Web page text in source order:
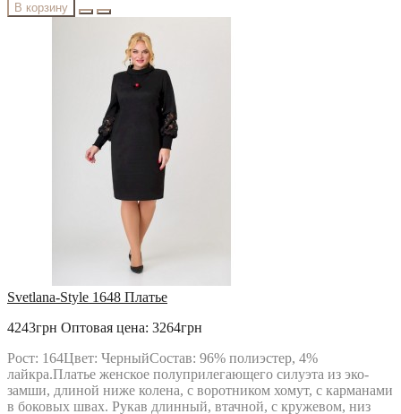
В корзину
Svetlana-Style 1648 Платье
4243грн Оптовая цена: 3264грн
Рост: 164Цвет: ЧерныйСостав: 96% полиэстер, 4%
лайкра.Платье женское полуприлегающего силуэта из эко-
замши, длиной ниже колена, с воротником хомут, с карманами
в боковых швах. Рукав длинный, втачной, с кружевом, низ